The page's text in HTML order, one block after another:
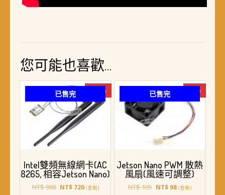
您可能也喜歡…
已售完 -27%
Intel雙頻無線網卡(AC
8265, 相容Jetson Nano)
NT$988 原
NT$720目(含稅)
已售完 -7%
Jetson Nano PWM 散熱
風扇(風速可調整)
NT$105 原
NT$98目(含稅)